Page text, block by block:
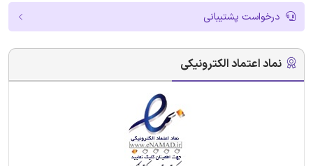
درخواست پشتیبانی
نماد اعتماد الکترونیکی